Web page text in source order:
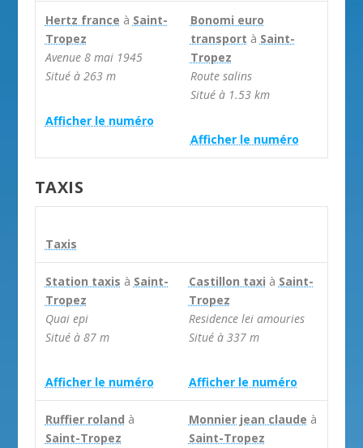
Hertz france à Saint-
Tropez
Avenue 8 mai 1945
Situé à 263 m
Afficher le numéro
Bonomi euro
transport à Saint-
Tropez
Route salins
Situé à 1.53 km
Afficher le numéro
TAXIS
Taxis
Station taxis à Saint-
Tropez
Quai epi
Situé à 87 m
Afficher le numéro
Castillon taxi à Saint-
Tropez
Residence lei amouries
Situé à 337 m
Afficher le numéro
Ruffier roland à
Saint-Tropez
Monnier jean claude à
Saint-Tropez